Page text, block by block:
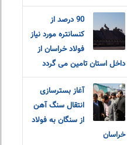
90 درصد از
کنسانتره مورد نیاز
فولاد خراسان از
داخل استان تامین می گردد
آغاز بسترسازی
انتقال سنگ آهن
از سنگان به فولاد
خراسان